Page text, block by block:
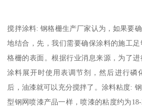
搅拌涂料: 钢格栅生产厂家认为，如果要
地结合，先，我们需要确保涂料的施工
格栅的表面。根据行业消息来源，为了
涂料展开时使用表调节剂，然后进行磷
后，油漆就可以充分搅拌了。涂料粘度:
型钢网喷漆产品一样，喷漆的粘度约为